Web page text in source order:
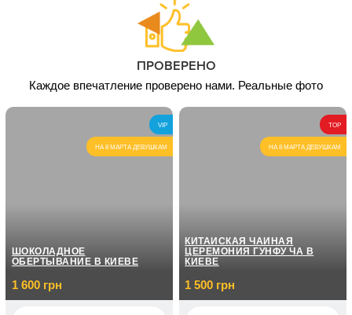
ПРОВЕРЕНО
Каждое впечатление проверено нами. Реальные фото
VIP
НА 8 МАРТА ДЕВУШКАМ
ШОКОЛАДНОЕ
ОБЕРТЫВАНИЕ В КИЕВЕ
1 600 грн
TOP
НА 8 МАРТА ДЕВУШКАМ
КИТАЙСКАЯ ЧАЙНАЯ
ЦЕРЕМОНИЯ ГУНФУ ЧА В
КИЕВЕ
1 500 грн